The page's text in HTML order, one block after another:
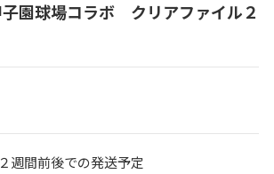
園球場コラボ クリアファイル２
週間前後での発送予定